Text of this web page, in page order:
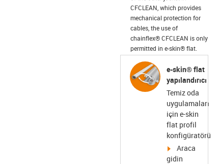
CFCLEAN, which provides
mechanical protection for
cables, the use of
chainflex® CFCLEAN is only
permitted in e-skin® flat.
e-skin® flat
yapılandırıcı
Temiz oda
uygulamaları
için e-skin
flat profil
konfigüratörü
igus-icon-
Araca
gidin